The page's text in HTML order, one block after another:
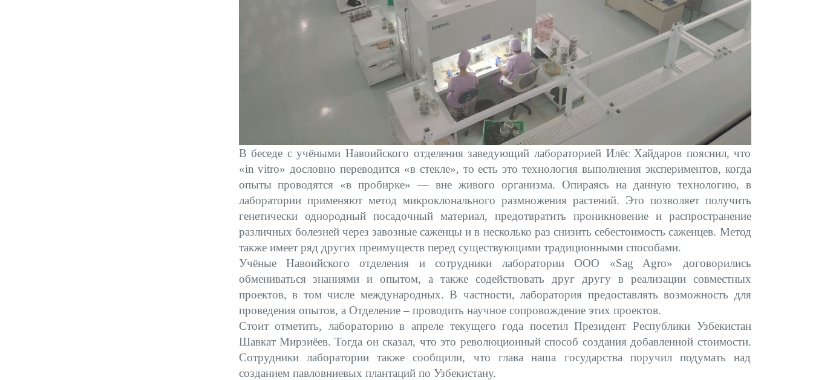
В беседе с учёными Навоийского отделения заведующий лабораторией Илёс Хайдаров пояснил, что
«in vitro» дословно переводится «в стекле», то есть это технология выполнения экспериментов, когда
опыты проводятся «в пробирке» — вне живого организма. Опираясь на данную технологию, в
лаборатории применяют метод микроклонального размножения растений. Это позволяет получить
генетически однородный посадочный материал, предотвратить проникновение и распространение
различных болезней через завозные саженцы и в несколько раз снизить себестоимость саженцев. Метод
также имеет ряд других преимуществ перед существующими традиционными способами.
Учёные Навоийского отделения и сотрудники лаборатории ООО «Sag Agro» договорились
обмениваться знаниями и опытом, а также содействовать друг другу в реализации совместных
проектов, в том числе международных. В частности, лаборатория предоставлять возможность для
проведения опытов, а Отделение – проводить научное сопровождение этих проектов.
Стоит отметить, лабораторию в апреле текущего года посетил Президент Республики Узбекистан
Шавкат Мирзиёев. Тогда он сказал, что это революционный способ создания добавленной стоимости.
Сотрудники лаборатории также сообщили, что глава наша государства поручил подумать над
созданием павловниевых плантаций по Узбекистану.